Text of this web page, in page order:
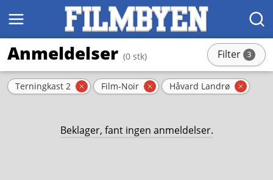
MENY SØK
Anmeldelser (0 stk) Filter 3stk
Aktive filter
Terningkast 2 Fjern filter
Film-Noir Fjern filter
Håvard Landrø Fjern
Beklager, fant ingen anmeldelser.